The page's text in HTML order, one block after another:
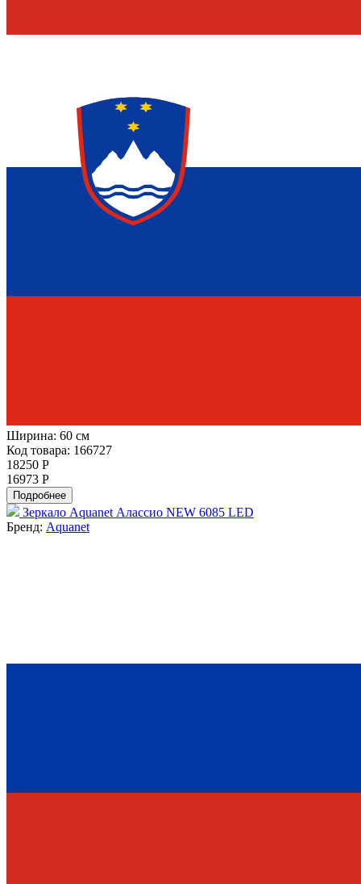
Ширина: 60 см
Код товара: 166727
18250 Р
16973 Р
Подробнее
Зеркало Aquanet Алассио NEW 6085 LED
Бренд: Aquanet